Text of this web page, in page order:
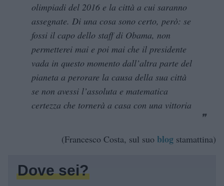
olimpiadi del 2016 e la città a cui saranno
assegnate. Di una cosa sono certo, però: se
fossi il capo dello staff di Obama, non
permetterei mai e poi mai che il presidente
vada in questo momento dall’altra parte del
pianeta a perorare la causa della sua città
se non avessi l’assoluta e matematica
certezza che tornerà a casa con una vittoria
(Francesco Costa, sul suo blog stamattina)
Dove sei?